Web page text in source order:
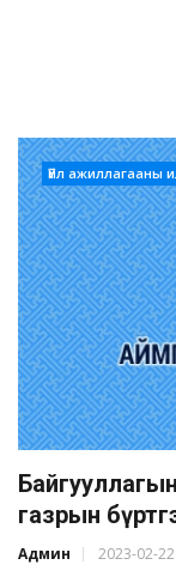
Үйл ажиллагааны
газрын
Админ 2023-02-22